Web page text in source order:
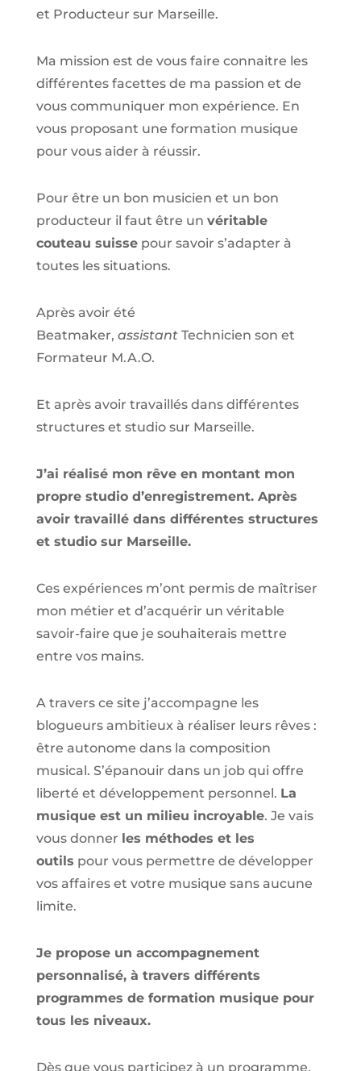
et Producteur sur Marseille.
Ma mission est de vous faire connaitre les
différentes facettes de ma passion et de
vous communiquer mon expérience. En
vous proposant une formation musique
pour vous aider à réussir.
Pour être un bon musicien et un bon
producteur il faut être un véritable
couteau suissepour savoir s’adapter à
toutes les situations.
Après avoir été
Beatmaker, assistant Technicien son et
Formateur M.A.O.
Et après avoir travaillés dans différentes
structures et studio sur Marseille.
J’ai réalisé mon rêve en montant mon
propre studio d’enregistrement. Après
avoir travaillé dans différentes structures
et studio sur Marseille.
Ces expériences m’ont permis de maîtriser
mon métier et d’acquérir un véritable
savoir-faire que je souhaiterais mettre
entre vos mains.
A travers ce site j’accompagne les
blogueurs ambitieux à réaliser leurs rêves :
être autonome dans la composition
musical. S’épanouir dans un job qui offre
liberté et développement personnel. La
musique est un milieu incroyable. Je vais
vous donner les méthodes et les
outils pour vous permettre de développer
vos affaires et votre musique sans aucune
limite.
Je propose un accompagnement
personnalisé, à travers différents
programmes de formation musique pour
tous les niveaux.
Dès que vous participez à un programme,